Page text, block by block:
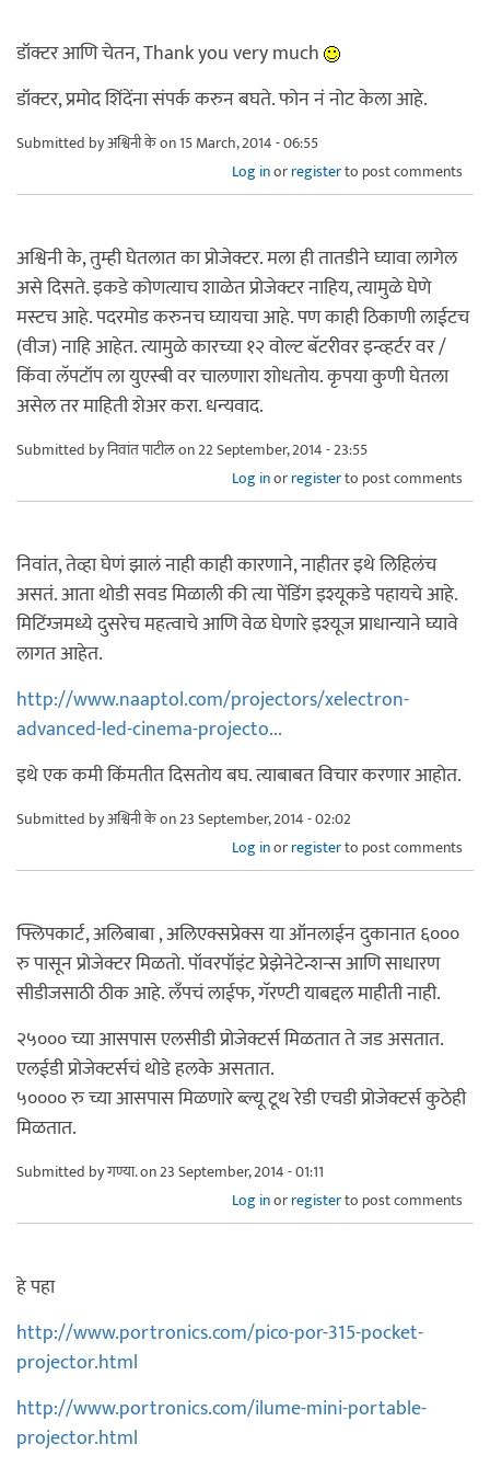
डॉक्टर आणि चेतन, Thank you very much
डॉक्टर, प्रमोद शिंदेंना संपर्क करुन बघते. फोन नं नोट केला आहे.
Submitted byअश्विनी केon 15 March, 2014 - 06:55
Log inorregisterto post comments
अश्विनी के, तुम्ही घेतलात का प्रोजेक्टर. मला ही तातडीने घ्यावा लागेल
असे दिसते. इकडे कोणत्याच शाळेत प्रोजेक्टर नाहिय, त्यामुळे घेणे
मस्टच आहे. पदरमोड करुनच घ्यायचा आहे. पण काही ठिकाणी लाईटच
(वीज) नाहि आहेत. त्यामुळे कारच्या १२ वोल्ट बॅटरीवर इन्व्हर्टर वर /
किंवा लॅपटॉप ला युएस्बी वर चालणारा शोधतोय. कृपया कुणी घेतला
असेल तर माहिती शेअर करा. धन्यवाद.
Submitted byनिवांत पाटीलon 22 September, 2014 - 23:55
Log inorregisterto post comments
निवांत, तेव्हा घेणं झालं नाही काही कारणाने, नाहीतर इथे लिहिलंच
असतं. आता थोडी सवड मिळाली की त्या पेंडिंग इश्यूकडे पहायचे आहे.
मिटिंग्जमध्ये दुसरेच महत्वाचे आणि वेळ घेणारे इश्यूज प्राधान्याने घ्यावे
लागत आहेत.
http://www.naaptol.com/projectors/xelectron-
advanced-led-cinema-projecto...
इथे एक कमी किंमतीत दिसतोय बघ. त्याबाबत विचार करणार आहोत.
Submitted byअश्विनी केon 23 September, 2014 - 02:02
Log inorregisterto post comments
फ्लिपकार्ट, अलिबाबा , अलिएक्सप्रेक्स या ऑनलाईन दुकानात ६०००
रु पासून प्रोजेक्टर मिळतो. पॉवरपॉइंट प्रेझेनेटेन्शन्स आणि साधारण
सीडीजसाठी ठीक आहे. लँपचं लाईफ, गॅरण्टी याबद्दल माहीती नाही.
२५००० च्या आसपास एलसीडी प्रोजेक्टर्स मिळतात ते जड असतात.
एलईडी प्रोजेक्टर्सचं थोडे हलके असतात.
५०००० रु च्या आसपास मिळणारे ब्ल्यू टूथ रेडी एचडी प्रोजेक्टर्स कुठेही
मिळतात.
Submitted byगण्या.on 23 September, 2014 - 01:11
Log inorregisterto post comments
हे पहा
http://www.portronics.com/pico-por-315-pocket-
projector.html
http://www.portronics.com/ilume-mini-portable-
projector.html